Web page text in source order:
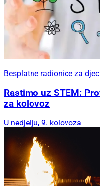
Besplatne radionice za
Rastimo uz STEM:
za kolovoz
U nedjelju, 9. kolovoza